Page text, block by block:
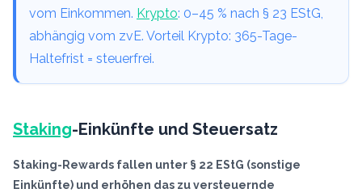
vom Einkommen. Krypto: 0–45 % nach § 23 EStG,
abhängig vom zvE. Vorteil Krypto: 365-Tage-
Haltefrist = steuerfrei.
Staking-Einkünfte und Steuersatz
Staking-Rewards fallen unter § 22 EStG (sonstige
Einkünfte) und erhöhen das zu versteuernde